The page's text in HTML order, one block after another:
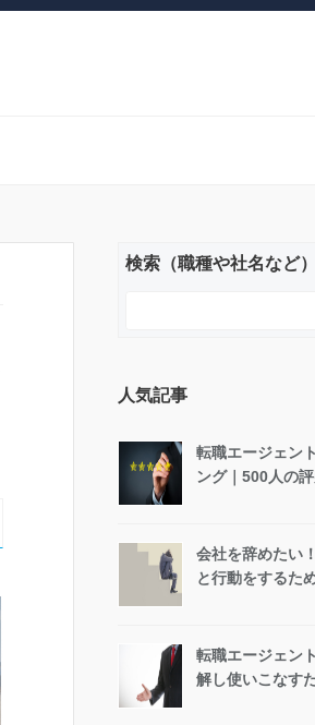
検索（職種や社名など）
人気記事
転職エージェン
ング｜500人の評
会社を辞めたい
と行動をするた
転職エージェン
解し使いこなす